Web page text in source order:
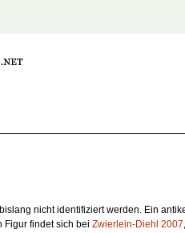
nicht identifiziert werden. Ein
Figur findet sich bei Zwierlein-Diehl 2007